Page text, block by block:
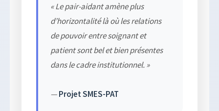
« Le pair-aidant amène plus
d’horizontalité là où les relations
de pouvoir entre soignant et
patient sont bel et bien présentes
dans le cadre institutionnel. »
—Projet SMES-PAT